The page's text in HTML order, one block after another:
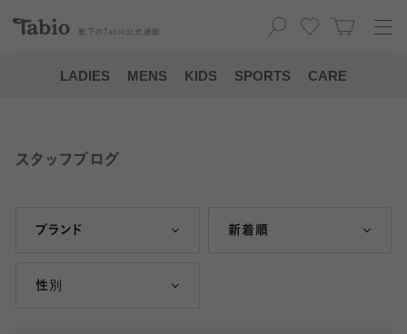
靴下の Tabio 公式通販
LADIES MENS KIDS SPORTS CARE
スタッフブログ
ブランド 新着順
性別